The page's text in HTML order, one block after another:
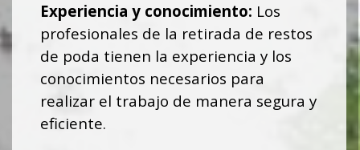
Experiencia y conocimiento: Los
profesionales de la retirada de restos
de poda tienen la experiencia y los
conocimientos necesarios para
realizar el trabajo de manera segura y
eficiente.